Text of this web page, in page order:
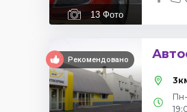
13 Фото
Рекомендовано